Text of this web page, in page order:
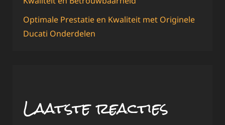
Optimale Prestatie en Kwaliteit met Originele
Ducati Onderdelen
Laatste reacties